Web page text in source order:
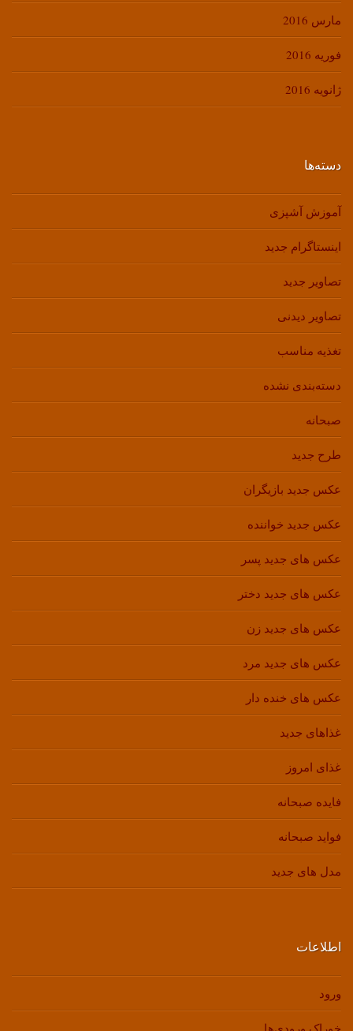
مارس 2016
فوریه 2016
ژانویه 2016
دسته‌ها
آموزش آشپزی
اینستاگرام جدید
تصاویر جدید
تصاویر دیدنی
تغذیه مناسب
دسته‌بندی نشده
صبحانه
طرح جدید
عکس جدید بازیگران
عکس جدید خواننده
عکس های جدید پسر
عکس های جدید دختر
عکس های جدید زن
عکس های جدید مرد
عکس های خنده دار
غذاهای جدید
غذای امروز
فایده صبحانه
فواید صبحانه
مدل های جدید
اطلاعات
ورود
خوراک ورودی‌ها